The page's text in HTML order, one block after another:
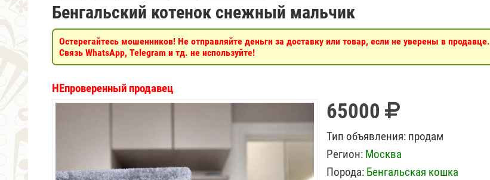
Бенгальский котенок снежный мальчик
Остерегайтесь мошенников! Не отправляйте деньги за доставку или товар, если не уверены в продавце.
Связь WhatsApp, Telegram и тд. не используйте!
НЕпроверенный продавец
65000
Тип объявления:продам
Регион: Москва
Порода: Бенгальская кошка